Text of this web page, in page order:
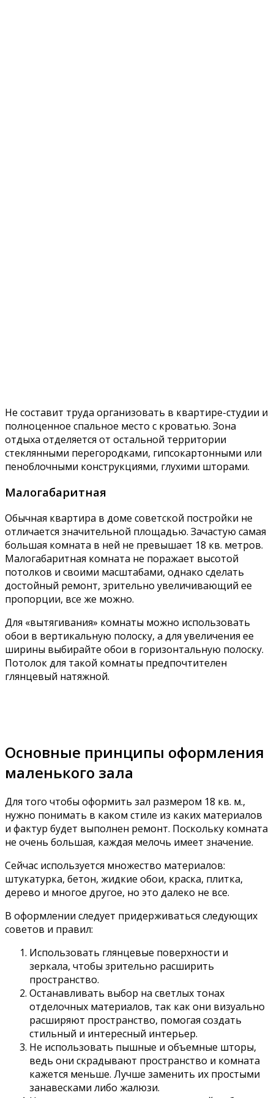
Не составит труда организовать в квартире-студии и
полноценное спальное место с кроватью. Зона
отдыха отделяется от остальной территории
стеклянными перегородками, гипсокартонными или
пеноблочными конструкциями, глухими шторами.
Малогабаритная
Обычная квартира в доме советской постройки не
отличается значительной площадью. Зачастую самая
большая комната в ней не превышает 18 кв. метров.
Малогабаритная комната не поражает высотой
потолков и своими масштабами, однако сделать
достойный ремонт, зрительно увеличивающий ее
пропорции, все же можно.
Для «вытягивания» комнаты можно использовать
обои в вертикальную полоску, а для увеличения ее
ширины выбирайте обои в горизонтальную полоску.
Потолок для такой комнаты предпочтителен
глянцевый натяжной.
Основные принципы оформления
маленького зала
Для того чтобы оформить зал размером 18 кв. м.,
нужно понимать в каком стиле из каких материалов
и фактур будет выполнен ремонт. Поскольку комната
не очень большая, каждая мелочь имеет значение.
Сейчас используется множество материалов:
штукатурка, бетон, жидкие обои, краска, плитка,
дерево и многое другое, но это далеко не все.
В оформлении следует придерживаться следующих
советов и правил:
Использовать глянцевые поверхности и
зеркала, чтобы зрительно расширить
пространство.
Останавливать выбор на светлых тонах
отделочных материалов, так как они визуально
расширяют пространство, помогая создать
стильный и интересный интерьер.
Не использовать пышные и объемные шторы,
ведь они скрадывают пространство и комната
кажется меньше. Лучше заменить их простыми
занавесками либо жалюзи.